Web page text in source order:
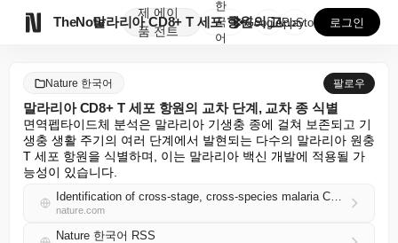
TheNote
제
품
에이
전트
말라리아 CD8+ T 세포 항원의 교차 단계, 교차 종...
한
국
어
GooglePlay
AppStore 로그인
Nature 한국어 팔로우
말라리아 CD8+ T 세포 항원의 교차 단계, 교차 종 식별
면역펩타이드체 분석은 말라리아 기생충 종에 걸쳐 보존되고 기
생충 생활 주기의 여러 단계에서 발현되는 다수의 말라리아 원충
T 세포 항원을 식별하며, 이는 말라리아 백신 개발에 적용될 가
능성이 있습니다.
Identification of cross-stage, cross-species malaria CD8+ T cell antigens
nature.com
Nature 한국어 RSS